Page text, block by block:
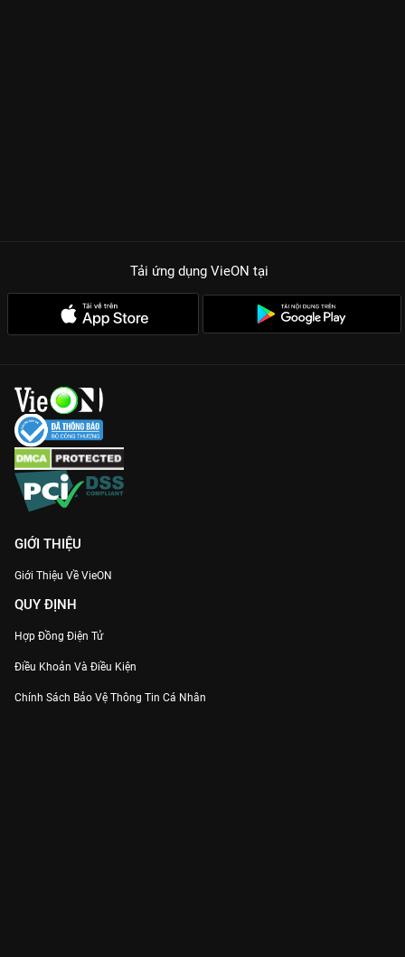
Tải ứng dụng VieON tại
GIỚI THIỆU
Giới Thiệu Về VieON
QUY ĐỊNH
Hợp Đồng Điện Tử
Điều Khoản Và Điều Kiện
Chính Sách Bảo Vệ Thông Tin Cá Nhân